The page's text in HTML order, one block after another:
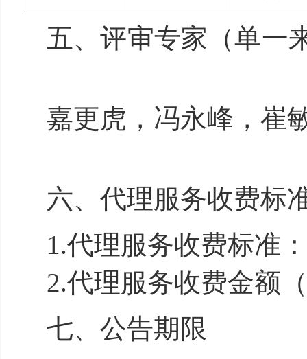
五、评审专家（单一
嘉更虎，冯永峰
六、代理服务收费标
1.代理服务
2.代理服务收费金额
七、公告期限